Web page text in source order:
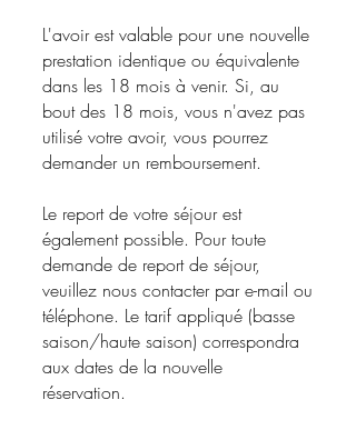
L'avoir est valable pour une nouvelle
prestation identique ou équivalente
dans les 18 mois à venir. Si, au
bout des 18 mois, vous n'avez pas
utilisé votre avoir, vous pourrez
demander un remboursement.
Le report de votre séjour est
également possible. Pour toute
demande de report de séjour,
veuillez nous contacter par e-mail ou
téléphone. Le tarif appliqué (basse
saison/haute saison) correspondra
aux dates de la nouvelle
réservation.